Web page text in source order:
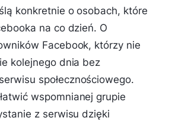
konkretnie o osobach, które
na co dzień. O
Facebook, którzy nie
kolejnego dnia bez
społecznościowego.
wspomnianej grupie
z serwisu dzięki